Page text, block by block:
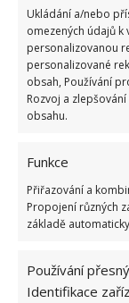
Ukládání a/nebo
omezených údajů
personalizovanou
personalizované
obsah, Používání
Rozvoj a
obsahu.
Funkce
Přiřazování a
Propojení různých
základě
Používání
Identifikace
prken a
užších prken
Pomocí
okna
Budete-li
zmiňuje
teplých dní
otevřít.